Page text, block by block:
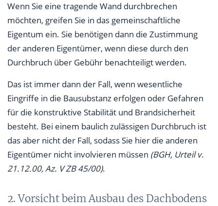
Wenn Sie eine tragende Wand durchbrechen
möchten, greifen Sie in das gemeinschaftliche
Eigentum ein. Sie benötigen dann die Zustimmung
der anderen Eigentümer, wenn diese durch den
Durchbruch über Gebühr benachteiligt werden.
Das ist immer dann der Fall, wenn wesentliche
Eingriffe in die Bausubstanz erfolgen oder Gefahren
für die konstruktive Stabilität und Brandsicherheit
besteht. Bei einem baulich zulässigen Durchbruch ist
das aber nicht der Fall, sodass Sie hier die anderen
Eigentümer nicht involvieren müssen (BGH, Urteil v.
21.12.00, Az. V ZB 45/00).
2. Vorsicht beim Ausbau des Dachbodens